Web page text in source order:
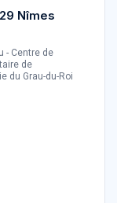
Nîmes
- Centre de
de
du Grau-du-Roi